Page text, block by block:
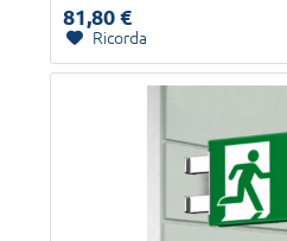
81,80 €
Ricorda